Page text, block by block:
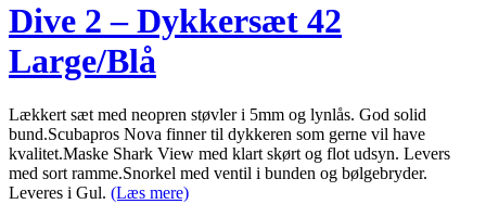
Dive 2 – Dykkersæt 42
Large/Blå
Lækkert sæt med neopren støvler i 5mm og lynlås. God solid
bund.Scubapros Nova finner til dykkeren som gerne vil have
kvalitet.Maske Shark View med klart skørt og flot udsyn. Levers
med sort ramme.Snorkel med ventil i bunden og bølgebryder.
Leveres i Gul. (Læs mere)